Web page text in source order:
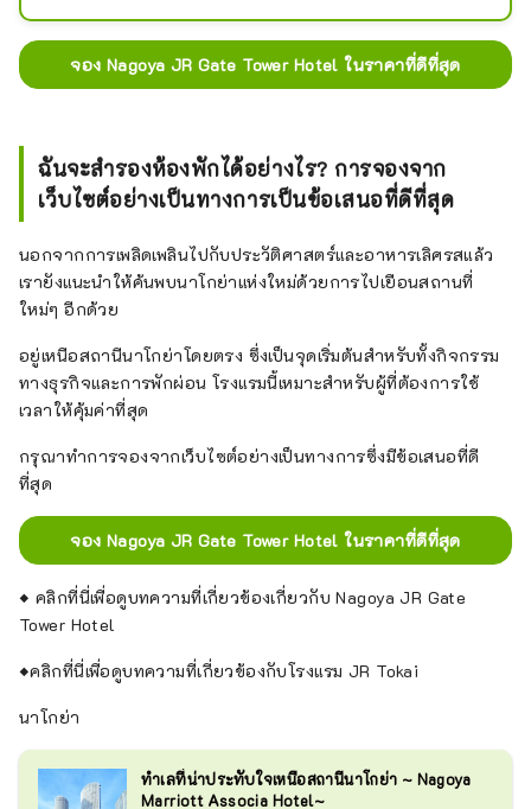
สมัยโชวะ
จอง Nagoya JR Gate Tower Hotel ในราคาที่ดีที่สุด
ฉันจะสำรองห้องพักได้อย่างไร? การจองจาก
เว็บไซต์อย่างเป็นทางการเป็นข้อเสนอที่ดีที่สุด
นอกจากการเพลิดเพลินไปกับประวัติศาสตร์และอาหารเลิศรสแล้ว
เรายังแนะนำให้ค้นพบนาโกย่าแห่งใหม่ด้วยการไปเยือนสถานที่
ใหม่ๆ อีกด้วย
อยู่เหนือสถานีนาโกย่าโดยตรง ซึ่งเป็นจุดเริ่มต้นสำหรับทั้งกิจกรรม
ทางธุรกิจและการพักผ่อน โรงแรมนี้เหมาะสำหรับผู้ที่ต้องการใช้
เวลาให้คุ้มค่าที่สุด
กรุณาทำการจองจากเว็บไซต์อย่างเป็นทางการซึ่งมีข้อเสนอที่ดี
ที่สุด
จอง Nagoya JR Gate Tower Hotel ในราคาที่ดีที่สุด
◆ คลิกที่นี่เพื่อดูบทความที่เกี่ยวข้องเกี่ยวกับ Nagoya JR Gate
Tower Hotel
◆คลิกที่นี่เพื่อดูบทความที่เกี่ยวข้องกับโรงแรม JR Tokai
นาโกย่า
ทำเลที่น่าประทับใจเหนือสถานีนาโกย่า ~ Nagoya
Marriott Associa Hotel~